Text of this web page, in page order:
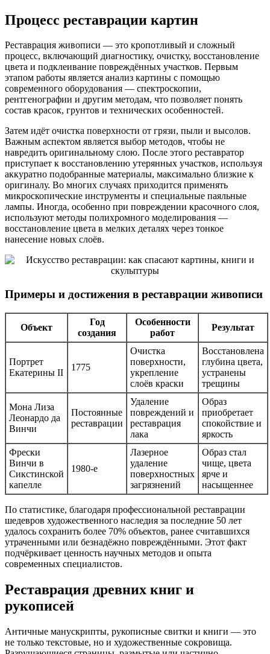
Процесс реставрации картин
Реставрация живописи — это кропотливый и сложный
процесс, включающий диагностику, очистку, восстановление
цвета и подклеивание повреждённых участков. Первым
этапом работы является анализ картины с помощью
современного оборудования — спектроскопии,
рентгенографии и другим методам, что позволяет понять
состав красок, грунтов и технических особенностей.
Затем идёт очистка поверхности от грязи, пыли и высолов.
Важным аспектом является выбор методов, чтобы не
навредить оригинальному слою. После этого реставратор
приступает к восстановлению утерянных участков, используя
аккуратно подобранные материалы, максимально близкие к
оригиналу. Во многих случаях приходится применять
микроскопические инструменты и специальные паяльные
лампы. Иногда, особенно при повреждении красочного слоя,
используют методы полихромного моделирования —
восстановление цвета в мелких деталях через тонкое
нанесение новых слоёв.
Примеры и достижения в реставрации живописи
Объект
Год
создания
Особенности
работ
Результат
Портрет
Екатерины II
1775
Очистка
поверхности,
укрепление
слоёв краски
Восстановлена
глубина цвета,
устранены
трещины
Мона Лиза
Леонардо да
Винчи
Постоянные
реставрации
Удаление
повреждений и
реставрация
лака
Образ
приобретает
спокойствие и
яркость
Фрески
Винчи в
Сикстинской
капелле
1980-е
Лазерное
удаление
поверхностных
загрязнений
Образ стал
чище, цвета
ярче и
насыщеннее
По статистике, благодаря профессиональной реставрации
шедевров художественного наследия за последние 50 лет
удалось сохранить более 70% объектов, ранее считавшихся
утраченными или безнадёжно повреждёнными. Этот факт
подчёркивает ценность научных методов и опыта
современных специалистов.
Реставрация древних книг и
рукописей
Античные манускрипты, рукописные свитки и книги — это
не только текстовые, но и художественные сокровища.